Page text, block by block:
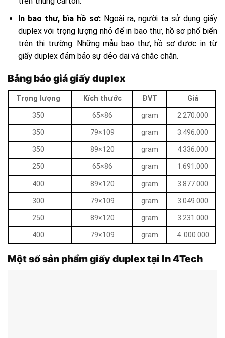
In bao thư, bìa hồ sơ:Ngoài ra, người ta sử dụng giấy
duplex với trọng lượng nhỏ để in bao thư, hồ sơ phổ biến
trên thị trường. Những mẫu bao thư, hồ sơ được in từ
giấy duplex đảm bảo sự dẻo dai và chắc chắn.
Bảng báo giá giấy duplex
Trọng lượng Kích thước ĐVT
Giá
350
65×86 gram
2.270.000
350
79×109 gram
3.496.000
350
89×120 gram
4.336.000
250
65×86 gram
1.691.000
400
89×120 gram
3.877.000
300
79×109 gram
3.049.000
250
89×120 gram
3.231.000
400
79×109 gram 4..000.000
Một số sản phẩm giấy duplex tại In 4Tech